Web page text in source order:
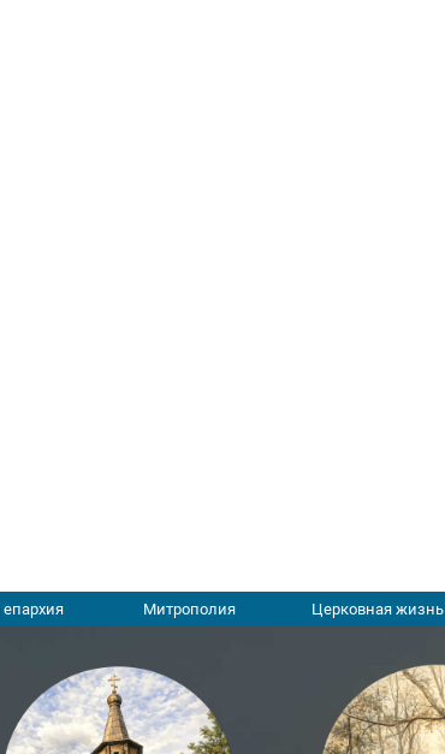
Митрополия Церковная жизнь